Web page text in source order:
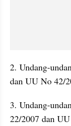
2. Undang-
dan UU No 42/
3. Undang-
22/2007 dan